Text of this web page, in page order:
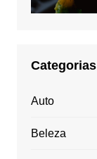
Categorias
Auto
Beleza